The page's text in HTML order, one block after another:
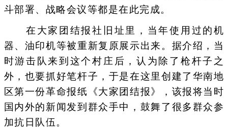
斗部署、战略会议等都是在此完成。
在大家团结报社旧址里，当年使用过的机
器、油印机等被重新复原展示出来。据介绍，当
时游击队来到这个村庄后，认为除了枪杆子之
外，也要抓好笔杆子，于是在这里创建了华南地
区第一份革命报纸《大家团结报》，该报将当时
国内外的新闻发到群众手中，鼓舞了很多群众参
加抗日队伍。